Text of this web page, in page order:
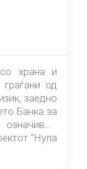
храна и
од
заедно
Банка за
“Нула